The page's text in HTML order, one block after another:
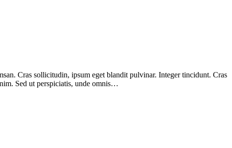
Cras sollicitudin, ipsum eget blandit pulvinar. Integer tincidunt. Cras
Sed ut perspiciatis, unde omnis…